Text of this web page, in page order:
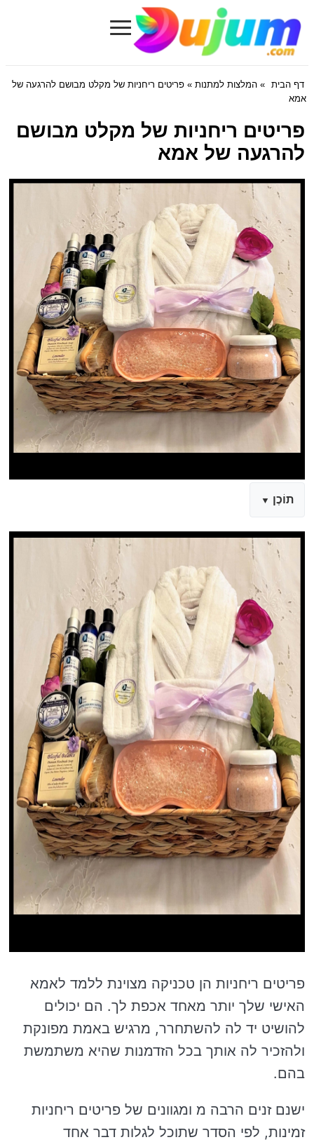
Dujum.com
≡
דף הבית » המלצות למתנות » פריטים ריחניות של מקלט מבושם להרגעה של
אמא
פריטים ריחניות של מקלט מבושם
להרגעה של אמא
תוֹכֶן
פריטים ריחניות הן טכניקה מצוינת ללמד לאמא
האישי שלך יותר מאחד אכפת לך. הם יכולים
להושיט יד לה להשתחרר, מרגיש באמת מפונקת
ולהזכיר לה אותך בכל הזדמנות שהיא משתמשת
בהם.
ישנם זנים הרבה מ ומגוונים של פריטים ריחניות
זמינות, לפי הסדר שתוכל לגלות דבר אחד